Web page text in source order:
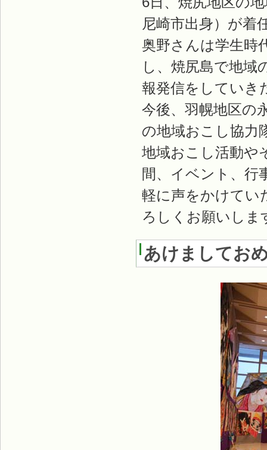
尼崎市出身）が着
奥野さんは学生時
し、焼尻島で地域
報発信をしていき
今後、羽幌地区の
の地域おこし協力
地域おこし活動や
間、イベント、行
軽に声をかけてい
ろしくお願いしま
あけましてお